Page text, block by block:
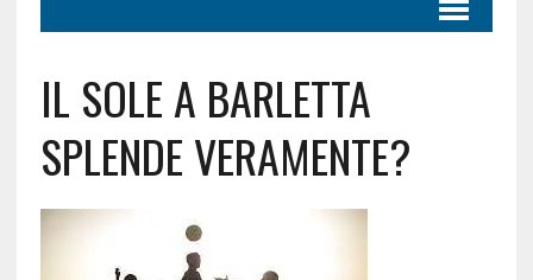
IL SOLE A BARLETTA
SPLENDE VERAMENTE?